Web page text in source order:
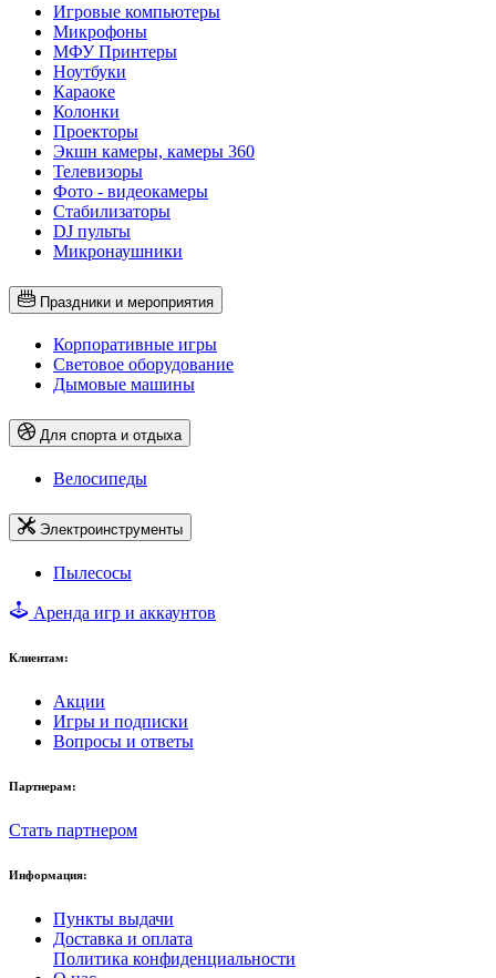
Игровые компьютеры
Микрофоны
МФУ Принтеры
Ноутбуки
Караоке
Колонки
Проекторы
Экшн камеры, камеры 360
Телевизоры
Фото - видеокамеры
Стабилизаторы
DJ пульты
Микронаушники
Праздники и мероприятия
Корпоративные игры
Световое оборудование
Дымовые машины
Для спорта и отдыха
Велосипеды
Электроинструменты
Пылесосы
Аренда игр и аккаунтов
Клиентам:
Акции
Игры и подписки
Вопросы и ответы
Партнерам:
Стать партнером
Информация:
Пункты выдачи
Доставка и оплата
Политика конфиденциальности